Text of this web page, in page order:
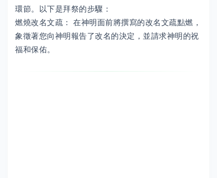
環節。以下是拜祭的步驟：
燃燒改名文疏： 在神明面前將撰寫的改名文疏點燃，
象徵著您向神明報告了改名的決定，並請求神明的祝
福和保佑。